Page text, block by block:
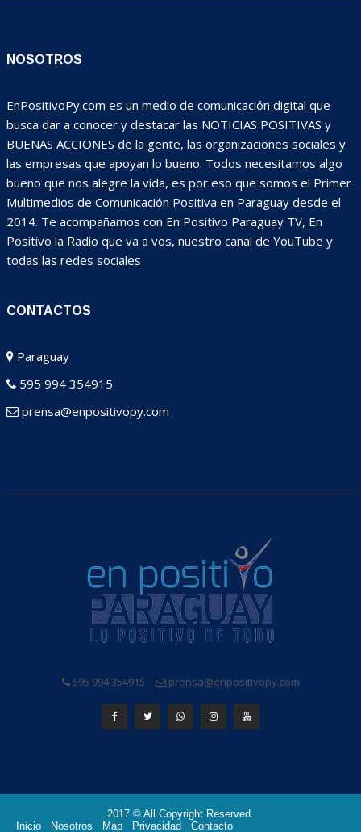
NOSOTROS
EnPositivoPy.com es un medio de comunicación digital que
busca dar a conocer y destacar las NOTICIAS POSITIVAS y
BUENAS ACCIONES de la gente, las organizaciones sociales y
las empresas que apoyan lo bueno. Todos necesitamos algo
bueno que nos alegre la vida, es por eso que somos el Primer
Multimedios de Comunicación Positiva en Paraguay desde el
2014. Te acompañamos con En Positivo Paraguay TV, En
Positivo la Radio que va a vos, nuestro canal de YouTube y
todas las redes sociales
CONTACTOS
Paraguay
595 994 354915
prensa@enpositivopy.com
595 994 354915 prensa@enpositivopy.com
2017 © All Copyright Reserved.
Inicio
Nosotros Map Privacidad Contacto